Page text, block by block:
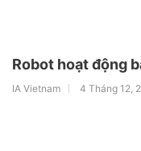
Robot hoạt động
IA Vietnam 4 Tháng 12,